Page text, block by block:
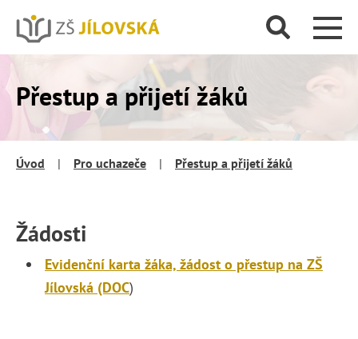
Přestup a přijetí žáků
Úvod | Pro uchazeče | Přestup a přijetí žáků
Žádosti
Evidenční karta žáka, žádost o přestup na ZŠ
Jílovská (DOC)